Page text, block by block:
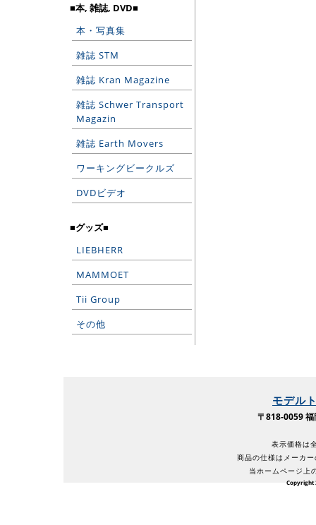
■本, 雑誌, DVD■
本・写真集
雑誌 STM
雑誌 Kran Magazine
雑誌 Schwer Transport
Magazin
雑誌 Earth Movers
ワーキングビークルズ
DVDビデオ
■グッズ■
LIEBHERR
MAMMOET
Tii Group
その他
モデル
〒818-0059
表示価格は
商品の仕様はメーカ
当ホームページ上
Copyright